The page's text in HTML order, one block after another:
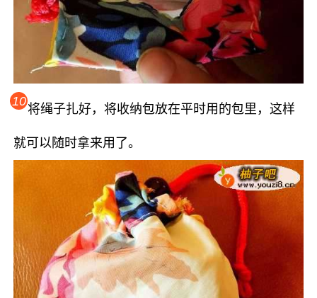
10
将绳子扎好，将收纳包放在平时用的包里，这样
就可以随时拿来用了。